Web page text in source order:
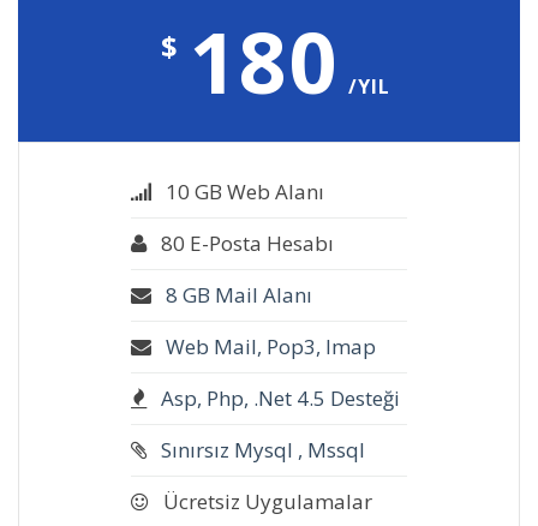
$
180/YIL
10 GB Web Alanı
80 E-Posta Hesabı
8 GB Mail Alanı
Web Mail, Pop3, Imap
Asp, Php, .Net 4.5 Desteği
Sınırsız Mysql , Mssql
Ücretsiz Uygulamalar